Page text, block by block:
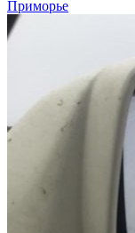
Приморье